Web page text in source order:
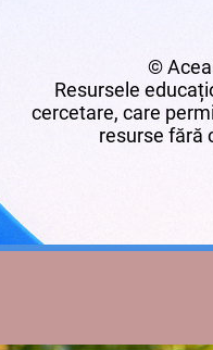
©
Resursele
cercetare, care
resurse fără